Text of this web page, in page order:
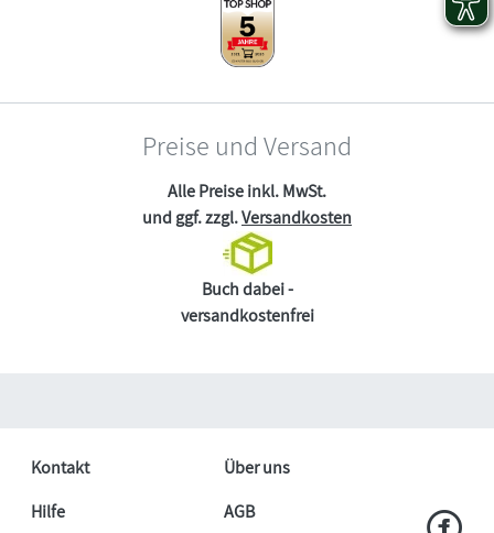
Preise und Versand
Alle Preise inkl. MwSt.
und ggf. zzgl.Versandkosten
Buch dabei -
versandkostenfrei
Kontakt
Über uns
Hilfe
AGB